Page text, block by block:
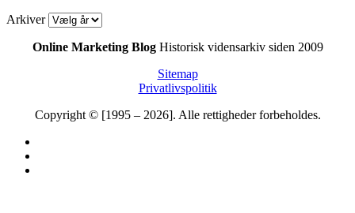
Arkiver
Online Marketing BlogHistorisk vidensarkiv siden 2009
Sitemap
Privatlivspolitik
Copyright © [1995 – 2026]. Alle rettigheder forbeholdes.